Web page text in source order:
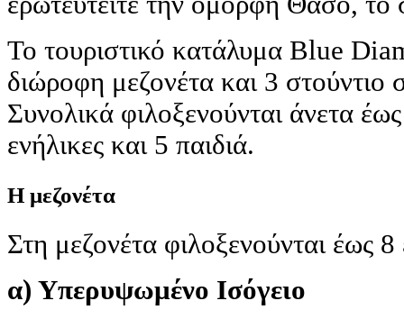
Το τουριστικό κατάλυμα Blue
διώροφη μεζονέτα και 3 στούντιο
Συνολικά φιλοξενούνται άνετα
ενήλικες και 5 παιδιά.
Η μεζονέτα
Στη μεζονέτα φιλοξενούνται έως 8
α) Υπερυψωμένο Ισόγειο